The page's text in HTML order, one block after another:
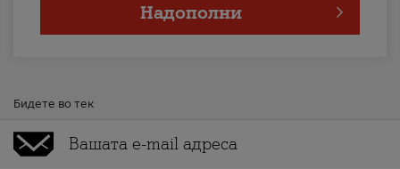
Надополни
Бидете во тек